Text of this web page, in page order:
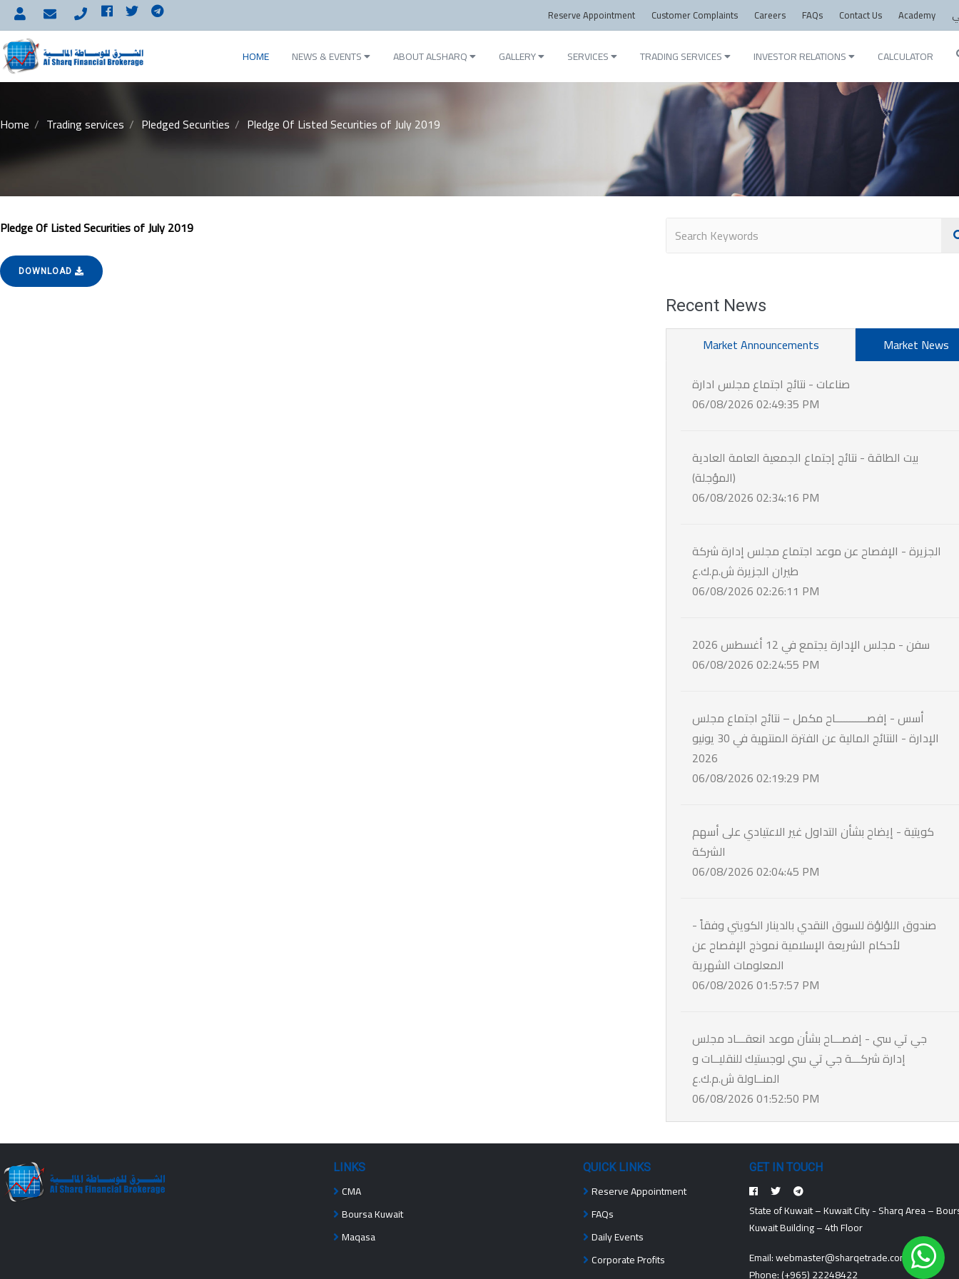
Reserve Appointment Customer Complaints Careers FAQs Contact Us Academy
HOME NEWS & EVENTS ABOUT ALSHARQ GALLERY SERVICES TRADING SERVICES INVESTOR RELATIONS CALCULATOR
Home Trading services Pledged Securities Pledge Of Listed Securities of July 2019
Pledge Of Listed Securities of July 2019
DOWNLOAD
Recent News
Market Announcements
Market News
صناعات - نتائج اجتماع مجلس ادارة
06/08/2026 02:49:35 PM
بيت الطاقة - نتائج إجتماع الجمعية العامة العادية
(المؤجلة)
06/08/2026 02:34:16 PM
الجزيرة - الإفصاح عن موعد اجتماع مجلس إدارة شركة
طيران الجزيرة ش.م.ك.ع
06/08/2026 02:26:11 PM
سفن - مجلس الإدارة يجتمع في 12 أغسطس 2026
06/08/2026 02:24:55 PM
أسس - إفصـــــــــــاح مكمل – نتائج اجتماع مجلس
الإدارة - النتائج المالية عن الفترة المنتهية في 30 يونيو
2026
06/08/2026 02:19:29 PM
كويتية - إيضاح بشأن التداول غير الاعتيادي على أسهم
الشركة
06/08/2026 02:04:45 PM
- صندوق اللؤلؤة للسوق النقدي بالدينار الكويتي وفقاً
لأحكام الشريعة الإسلامية نموذج الإفصاح عن
المعلومات الشهرية
06/08/2026 01:57:57 PM
جي تي سي - إفصـــاح بشأن موعد انعقـــاد مجلس
إدارة شركـــة جي تي سي لوجستيك للنقليــات و
المنــاولة ش.م.ك.ع
06/08/2026 01:52:50 PM
LINKS
CMA
Boursa Kuwait
Maqasa
QUICK LINKS
Reserve Appointment
FAQs
Daily Events
Corporate Profits
GET IN TOUCH
State of Kuwait – Kuwait City - Sharq Area –
Kuwait Building – 4th Floor
Email:webmaster@sharqetrade.com
Phone:(+965) 22248422